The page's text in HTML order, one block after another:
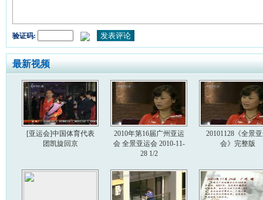
验证码:
最新视频
[亚运会]中国体育代表
团凯旋回京
2010年第16届广州亚运
会 全景亚运会 2010-11-
28 1/2
20101128《全景
会》完整版